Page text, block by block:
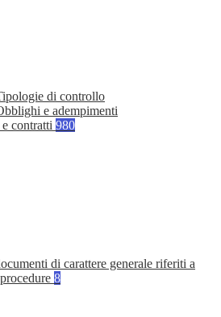
di controllo
e adempimenti
contratti 980
di carattere generale riferiti a
8